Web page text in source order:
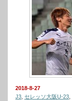
2018-8-27
J3 セレッソ大阪U-23